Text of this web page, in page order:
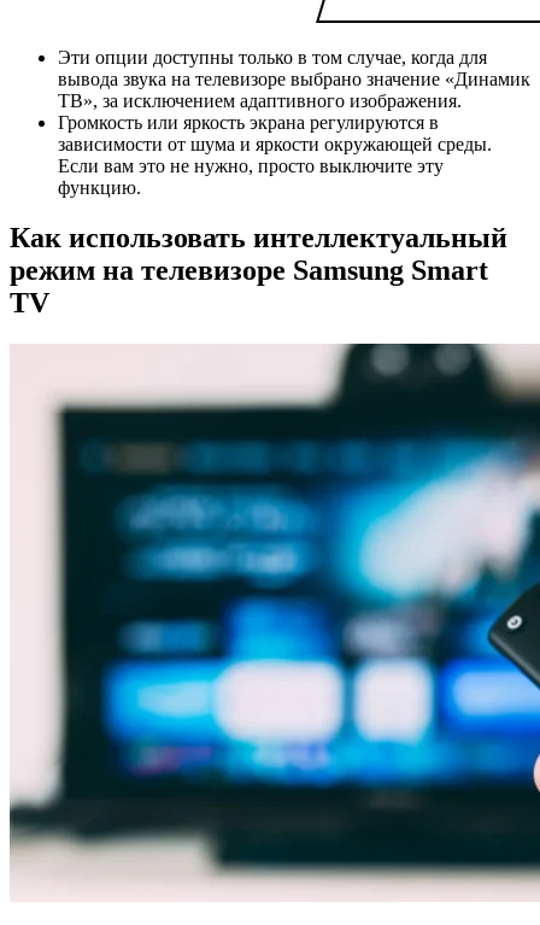
Эти опции доступны только в том случае, когда для
вывода звука на телевизоре выбрано значение «Динамик
ТВ», за исключением адаптивного изображения.
Громкость или яркость экрана регулируются в
зависимости от шума и яркости окружающей среды.
Если вам это не нужно, просто выключите эту
функцию.
Как использовать интеллектуальный
режим на телевизоре Samsung Smart
TV